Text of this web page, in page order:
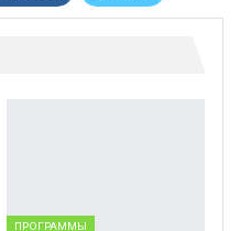
ПРОГРАММЫ